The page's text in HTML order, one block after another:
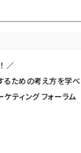
ミナー／イベント から探す
／
るための考え方を学べ
ティング フォーラム